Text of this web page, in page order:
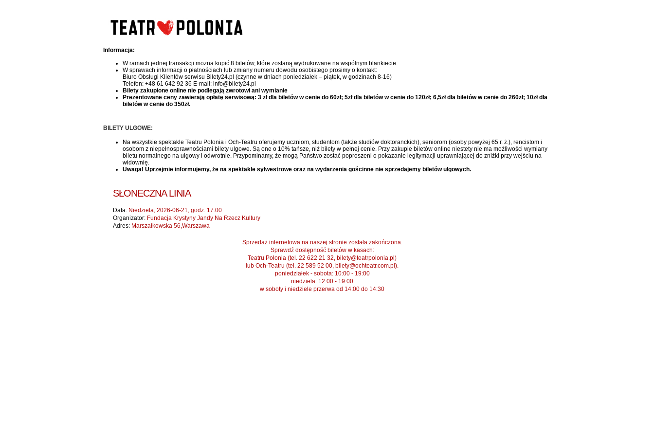
Informacja:
W ramach jednej transakcji można kupić 8 biletów, które zostaną wydrukowane na wspólnym blankiecie.
W sprawach informacji o płatnościach lub zmiany numeru dowodu osobistego prosimy o kontakt:
Biuro Obsługi Klientów serwisu Bilety24.pl (czynne w dniach poniedziałek – piątek, w godzinach 8-16)
Telefon: +48 61 642 92 36 E-mail: info@bilety24.pl
Bilety zakupione online nie podlegają zwrotowi ani wymianie
Prezentowane ceny zawierają opłatę serwisową: 3 zł dla biletów w cenie do 60zł; 5zł dla biletów w cenie do 120zł; 6,5zł dla biletów w cenie do 260zł; 10zł dla
biletów w cenie do 350zł.
BILETY ULGOWE:
Na wszystkie spektakle Teatru Polonia i Och-Teatru oferujemy uczniom, studentom (także studiów doktoranckich), seniorom (osoby powyżej 65 r. ż.), rencistom i
osobom z niepełnosprawnościami bilety ulgowe. Są one o 10% tańsze, niż bilety w pełnej cenie. Przy zakupie biletów online niestety nie ma możliwości wymiany
biletu normalnego na ulgowy i odwrotnie. Przypominamy, że mogą Państwo zostać poproszeni o pokazanie legitymacji uprawniającej do zniżki przy wejściu na
widownię.
Uwaga! Uprzejmie informujemy, że na spektakle sylwestrowe oraz na wydarzenia gościnne nie sprzedajemy biletów ulgowych.
SŁONECZNA LINIA
Data: Niedziela, 2026-06-21, godz. 17:00
Organizator: Fundacja Krystyny Jandy Na Rzecz Kultury
Adres: Marszałkowska 56,Warszawa
Sprzedaż internetowa na naszej stronie została zakończona.
Sprawdź dostępność biletów w kasach:
Teatru Polonia (tel. 22 622 21 32, bilety@teatrpolonia.pl)
lub Och-Teatru (tel. 22 589 52 00, bilety@ochteatr.com.pl).
poniedziałek - sobota: 10:00 - 19:00
niedziela: 12:00 - 19:00
w soboty i niedziele przerwa od 14:00 do 14:30